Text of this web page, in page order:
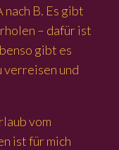
B. Es gibt
– dafür ist
gibt es
verreisen und
vom
ist für mich